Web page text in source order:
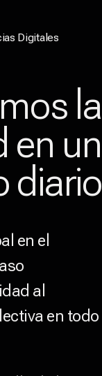
Digitales
la
en un
diario
en el
al
en todo